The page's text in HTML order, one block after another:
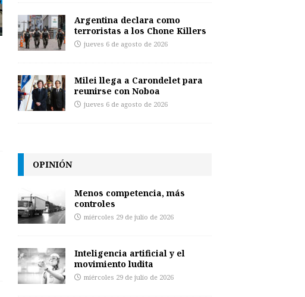
Argentina declara como
terroristas a los Chone Killers
jueves 6 de agosto de 2026
Milei llega a Carondelet para
reunirse con Noboa
jueves 6 de agosto de 2026
OPINIÓN
Menos competencia, más
controles
miércoles 29 de julio de 2026
Inteligencia artificial y el
movimiento ludita
miércoles 29 de julio de 2026